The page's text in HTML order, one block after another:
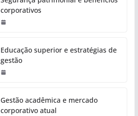
corporativos
Educação superior e estratégias de
gestão
Gestão acadêmica e mercado
corporativo atual